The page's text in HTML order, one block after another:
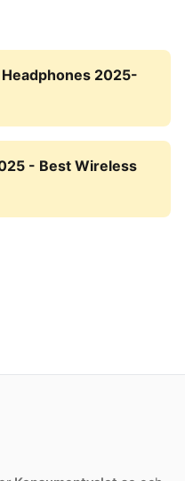
Headphones 2025-
- Best Wireless